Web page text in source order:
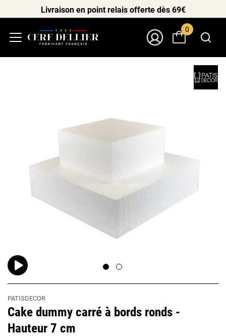
Livraison en point relais offerte dès 69€
0
PATISDECOR
Cake dummy carré à bords ronds -
Hauteur 7 cm